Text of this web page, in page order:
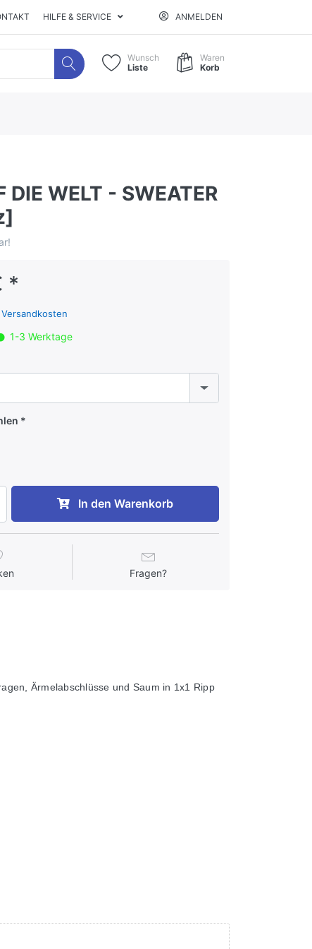
HILFE & SERVICE ANMELDEN
Wunsch
Liste
Waren
Korb
DIE WELT - SWEATER
*
Versandkosten
1-3 Werktage
In den Warenkorb
Fragen?
Ärmelabschlüsse und Saum in 1x1 Ripp